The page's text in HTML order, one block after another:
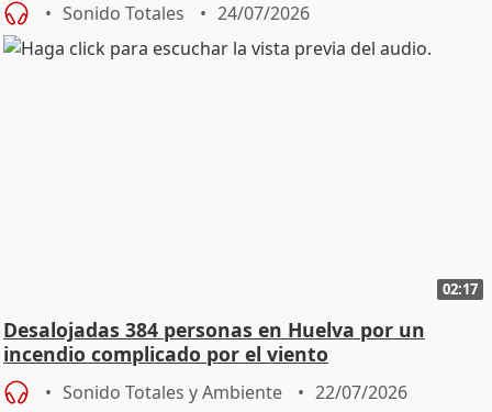
Sonido Totales 24/07/2026
02:17
Desalojadas 384 personas en Huelva por un
incendio complicado por el viento
Sonido Totales y Ambiente 22/07/2026